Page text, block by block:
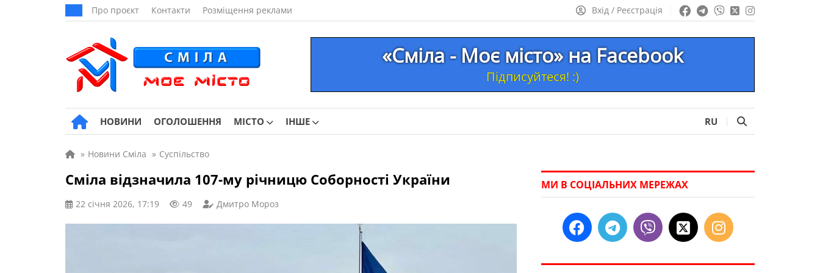
Про проєкт Контакти Розміщення реклами Вхід / Реєстрація
«Сміла - Моє місто» на Facebook
Підписуйтеся! :)
НОВИНИ ОГОЛОШЕННЯ МІСТО ІНШЕ RU
» Новини Сміла » Суспільство
Сміла відзначила 107-му річницю Соборності України
22 січня 2026, 17:19 49 Дмитро Мороз
МИ В СОЦІАЛЬНИХ МЕРЕЖАХ